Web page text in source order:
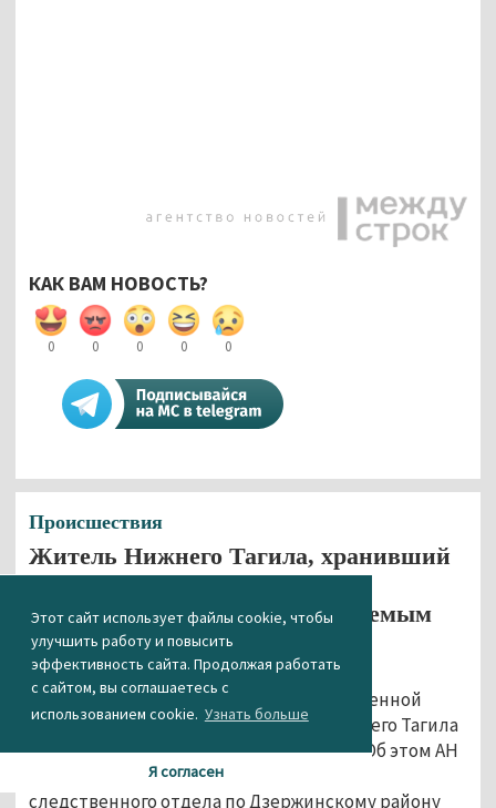
Этот сайт использует файлы cookie, чтобы
улучшить работу и повысить
эффективность сайта. Продолжая работать
с сайтом, вы соглашаетесь с
использованием cookie. Узнать больше
Я согласен
КАК ВАМ НОВОСТЬ?
0 0 0 0 0
Происшествия
Житель Нижнего Тагила, хранивший
в диване трое суток труп
возлюбленной, признан вменяемым
20.02.2019 12:37
Обвиняемый вубийстве
своей возлюбленной
ранее судимый 25-летний житель Нижнего Тагила
Евгений Малахов признан вменяемым. Об этом АН
«Между строк» сообщил руководитель
следственного отдела по Дзержинскому району